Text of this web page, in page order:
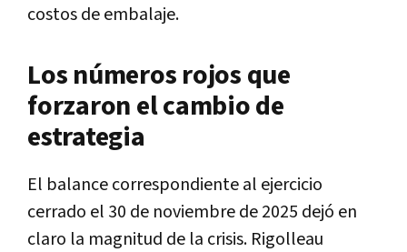
costos de embalaje.
Los números rojos que
forzaron el cambio de
estrategia
El balance correspondiente al ejercicio
cerrado el 30 de noviembre de 2025 dejó en
claro la magnitud de la crisis. Rigolleau